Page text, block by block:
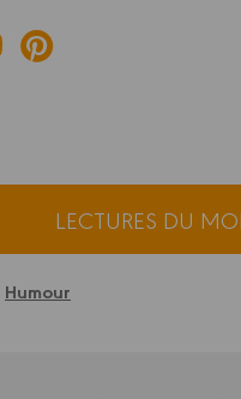
LECTURES DU
Humour